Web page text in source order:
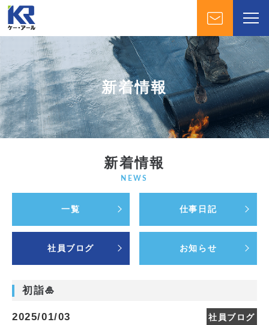
新着情報
新着情報
NEWS
一覧 仕事日記
社員ブログ お知らせ
初詣🎍
2025/01/03 社員ブログ